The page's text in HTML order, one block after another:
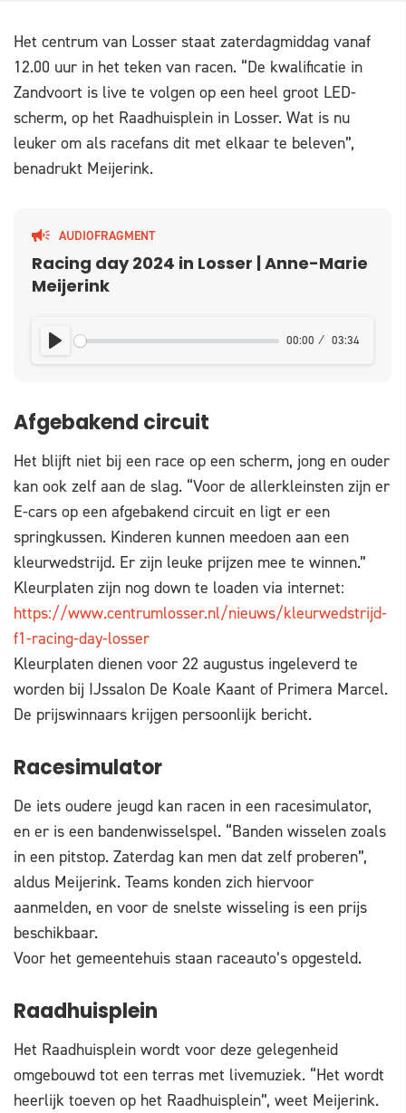
Het centrum van Losser staat zaterdagmiddag vanaf
12.00 uur in het teken van racen. “De kwalificatie in
Zandvoort is live te volgen op een heel groot LED-
scherm, op het Raadhuisplein in Losser. Wat is nu
leuker om als racefans dit met elkaar te beleven”,
benadrukt Meijerink.
AUDIOFRAGMENT
Racing day 2024 in Losser | Anne-Marie
Meijerink
PLAY 00:00 03:34
Afgebakend circuit
Het blijft niet bij een race op een scherm, jong en ouder
kan ook zelf aan de slag. “Voor de allerkleinsten zijn er
E-cars op een afgebakend circuit en ligt er een
springkussen. Kinderen kunnen meedoen aan een
kleurwedstrijd. Er zijn leuke prijzen mee te winnen.”
Kleurplaten zijn nog down te loaden via internet:
https://www.centrumlosser.nl/nieuws/kleurwedstrijd-
f1-racing-day-losser
Kleurplaten dienen voor 22 augustus ingeleverd te
worden bij IJssalon De Koale Kaant of Primera Marcel.
De prijswinnaars krijgen persoonlijk bericht.
Racesimulator
De iets oudere jeugd kan racen in een racesimulator,
en er is een bandenwisselspel. “Banden wisselen zoals
in een pitstop. Zaterdag kan men dat zelf proberen”,
aldus Meijerink. Teams konden zich hiervoor
aanmelden, en voor de snelste wisseling is een prijs
beschikbaar.
Voor het gemeentehuis staan raceauto’s opgesteld.
Raadhuisplein
Het Raadhuisplein wordt voor deze gelegenheid
omgebouwd tot een terras met livemuziek. “Het wordt
heerlijk toeven op het Raadhuisplein”, weet Meijerink.